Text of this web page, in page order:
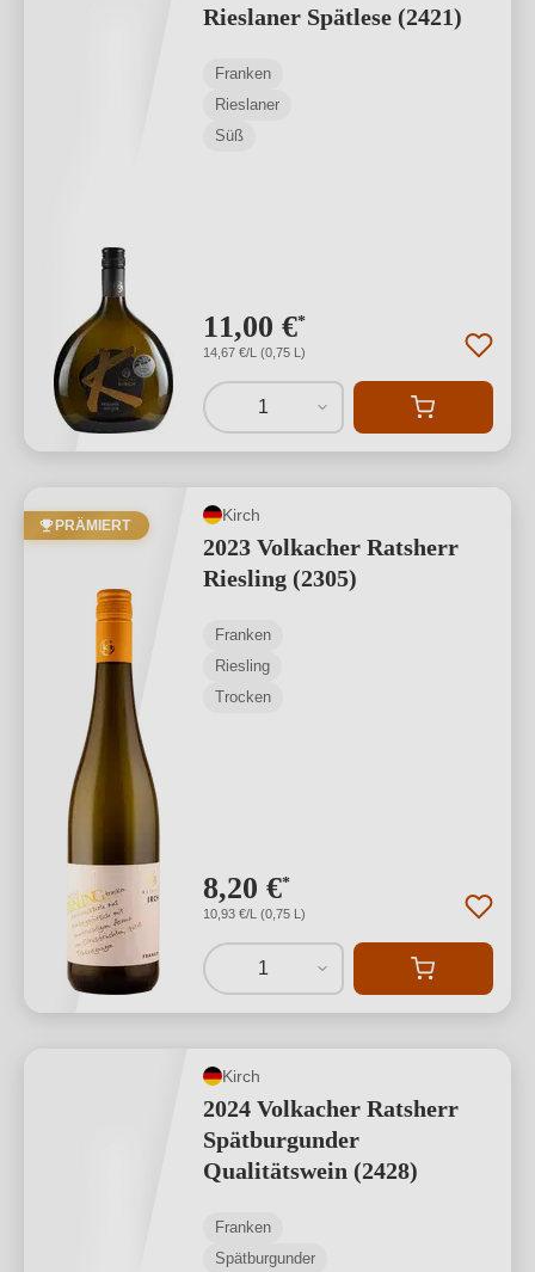
Rieslaner Spätlese (2421)
Franken
Rieslaner
Süß
11,00 €*
14,67 €/L (0,75 L)
1
PRÄMIERT
Kirch
2023 Volkacher Ratsherr
Riesling (2305)
Franken
Riesling
Trocken
8,20 €*
10,93 €/L (0,75 L)
1
Kirch
2024 Volkacher Ratsherr
Spätburgunder
Qualitätswein (2428)
Franken
Spätburgunder